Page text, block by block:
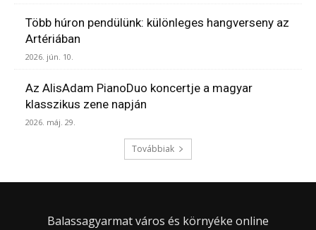
Több húron pendülünk: különleges hangverseny az
Artériában
2026. jún. 10.
Az AlisAdam PianoDuo koncertje a magyar
klasszikus zene napján
2026. máj. 29.
Továbbiak
Balassagyarmat város és környéke online